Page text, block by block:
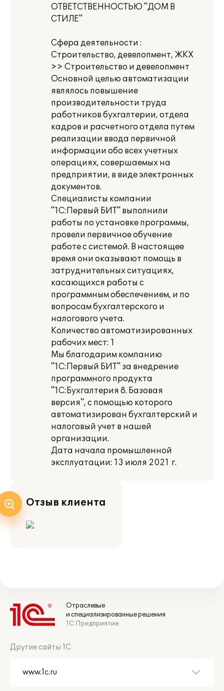
ОТВЕТСТВЕННОСТЬЮ "ДОМ В
СТИЛЕ"
Сфера деятельности :
Строительство, девелопмент, ЖКХ
>> Строительство и девелопмент
Основной целью автоматизации
являлось повышение
производительности труда
работников бухгалтерии, отдела
кадров и расчетного отдела путем
реализации ввода первичной
информации обо всех учетных
операциях, совершаемых на
предприятии, в виде электронных
документов.
Специалисты компании
"1С:Первый БИТ" выполнили
работы по установке программы,
провели первичное обучение
работе с системой. В настоящее
время они оказывают помощь в
затруднительных ситуациях,
касающихся работы с
программным обеспечением, и по
вопросам бухгалтерского и
налогового учета.
Количество автоматизированных
рабочих мест: 1
Мы благодарим компанию
"1С:Первый БИТ" за внедрение
программного продукта
"1С:Бухгалтерия 8. Базовая
версия", с помощью которого
автоматизирован бухгалтерский и
налоговый учет в нашей
организации.
Дата начала промышленной
эксплуатации: 13 июля 2021 г.
Отзыв клиента
Отраслевые
и специализированные решения
1С:Предприятие
Другие сайты 1С